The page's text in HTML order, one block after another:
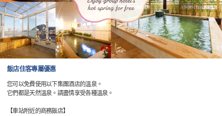
飯店住客專屬優惠
您可以免費使用以下集團酒店的溫泉。
它們都是天然溫泉。請盡情享受各種溫泉。
【車站附近的商務飯店】